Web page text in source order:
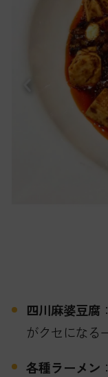
四川麻婆豆腐
がクセになる
各種ラーメン